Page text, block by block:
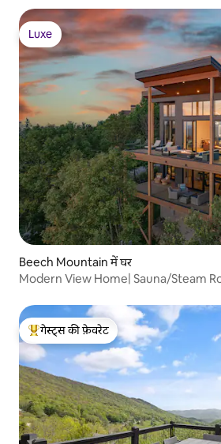
Luxe
Luxe
Beech Mountain में घर
Modern View Home| Sauna/Steam
गेस्ट्स का टॉप फ़ेवरेट
गेस्ट्स की फ़ेवरेट